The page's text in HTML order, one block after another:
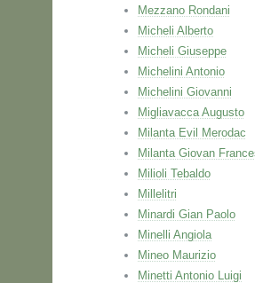
Mezzano Rondani
Micheli Alberto
Micheli Giuseppe
Michelini Antonio
Michelini Giovanni
Migliavacca Augusto
Milanta Evil Merodac
Milanta Giovan
Milioli Tebaldo
Millelitri
Minardi Gian Paolo
Minelli Angiola
Mineo Maurizio
Minetti Antonio Luigi